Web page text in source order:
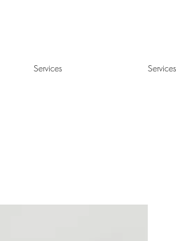
Services Services